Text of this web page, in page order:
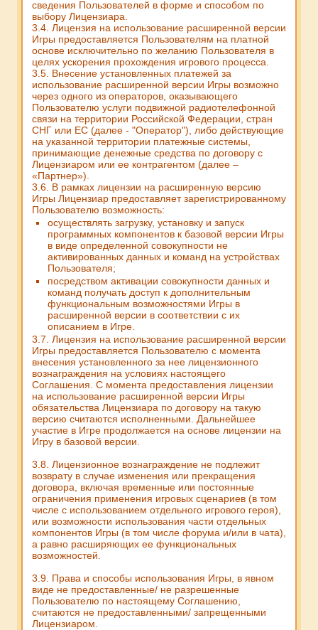
сведения Пользователей в форме и способом по
выбору Лицензиара.
3.4. Лицензия на использование расширенной версии
Игры предоставляется Пользователям на платной
основе исключительно по желанию Пользователя в
целях ускорения прохождения игрового процесса.
3.5. Внесение установленных платежей за
использование расширенной версии Игры возможно
через одного из операторов, оказывающего
Пользователю услуги подвижной радиотелефонной
связи на территории Российской Федерации, стран
СНГ или ЕС (далее - "Оператор"), либо действующие
на указанной территории платежные системы,
принимающие денежные средства по договору с
Лицензиаром или ее контрагентом (далее –
«Партнер»).
3.6. В рамках лицензии на расширенную версию
Игры Лицензиар предоставляет зарегистрированному
Пользователю возможность:
осуществлять загрузку, установку и запуск
программных компонентов к базовой версии Игры
в виде определенной совокупности не
активированных данных и команд на устройствах
Пользователя;
посредством активации совокупности данных и
команд получать доступ к дополнительным
функциональным возможностями Игры в
расширенной версии в соответствии с их
описанием в Игре.
3.7. Лицензия на использование расширенной версии
Игры предоставляется Пользователю с момента
внесения установленного за нее лицензионного
вознаграждения на условиях настоящего
Соглашения. С момента предоставления лицензии
на использование расширенной версии Игры
обязательства Лицензиара по договору на такую
версию считаются исполненными. Дальнейшее
участие в Игре продолжается на основе лицензии на
Игру в базовой версии.
3.8. Лицензионное вознаграждение не подлежит
возврату в случае изменения или прекращения
договора, включая временные или постоянные
ограничения применения игровых сценариев (в том
числе с использованием отдельного игрового героя),
или возможности использования части отдельных
компонентов Игры (в том числе форума и/или в чата),
а равно расширяющих ее функциональных
возможностей.
3.9. Права и способы использования Игры, в явном
виде не предоставленные/ не разрешенные
Пользователю по настоящему Соглашению,
считаются не предоставленными/ запрещенными
Лицензиаром.